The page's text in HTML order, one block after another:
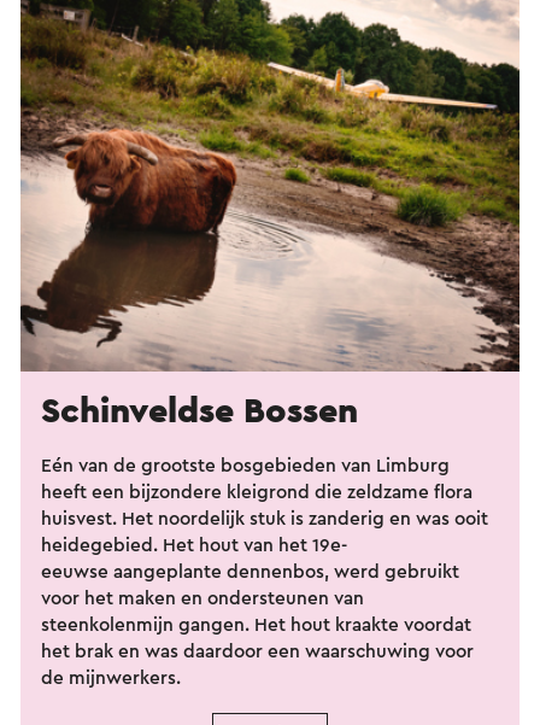
Schinveldse Bossen
Eén van de grootste bosgebieden van Limburg
heeft een bijzondere kleigrond die zeldzame flora
huisvest. Het noordelijk stuk is zanderig en was ooit
heidegebied. Het hout van het 19e-
eeuwse aangeplante dennenbos, werd gebruikt
voor het maken en ondersteunen van
steenkolenmijn gangen. Het hout kraakte voordat
het brak en was daardoor een waarschuwing voor
de mijnwerkers.